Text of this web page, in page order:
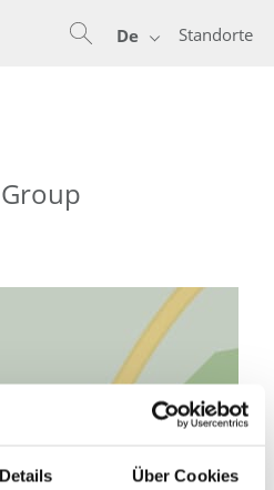
Details Über Cookies
Standorte
De
Laden der Karte
notwendig.